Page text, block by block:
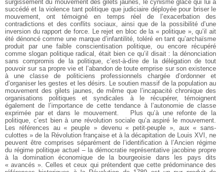
surgissement du mouvement des gilets jaunes, le cynisme glacé qui lui a
succédé et la violence tant politique que judiciaire déployée pour briser le
mouvement, ont témoigné en temps réel de l’exacerbation des
contradictions et des conflits sociaux, ainsi que de la possibilité d’une
inversion du rapport de force. Le rejet en bloc de la « politique », qu’il ait
été dénoncé comme une marque d’infantilité, toléré en tant qu’archaïsme
produit par une faible conscientisation politique, ou encore récupéré
comme slogan politique radical, était bien ce qu’il disait : la dénonciation
sans compromis de la politique, c’est-à-dire de la délégation de tout
pouvoir sur sa propre vie et l’abandon de toute emprise sur son existence
à une classe de politiciens professionnels chargée d’ordonner et
d’organiser les gestes et les désirs. Le soutien massif de la population au
mouvement des gilets jaunes, de même que l’incapacité chronique des
organisations politiques et syndicales à le récupérer, témoignent
également de l’importance de cette tendance à l’autonomie de classe
exprimée par et dans le mouvement.
Plus qu’à une refonte de la
politique, c’est bien à une révolution sociale qu’a aspiré le mouvement.
Les références au « peuple » devenu « petit-peuple », aux « sans-
culottes » de la Révolution française et à la décapitation de Louis XVI, ne
peuvent être comprises séparément de l’identification à l’Ancien régime
du régime politique actuel – la démocratie représentative jacobine propre
à la domination économique de la bourgeoisie dans les pays dits
« avancés ». Celles et ceux qui prétendent que cette prédominance des